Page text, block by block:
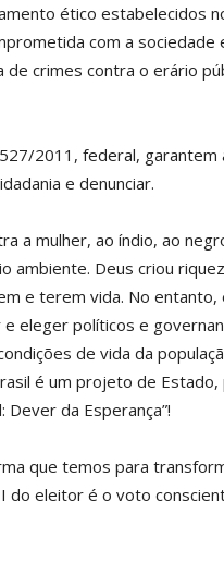
ético estabelecidos
com a sociedade
crimes contra o erário
2011, federal, garantem
e denunciar.
a mulher, ao índio, ao
ambiente. Deus criou
e terem vida. No entanto,
eleger políticos e
de vida da
é um projeto de
da Esperança”!
que temos para
do eleitor é o voto